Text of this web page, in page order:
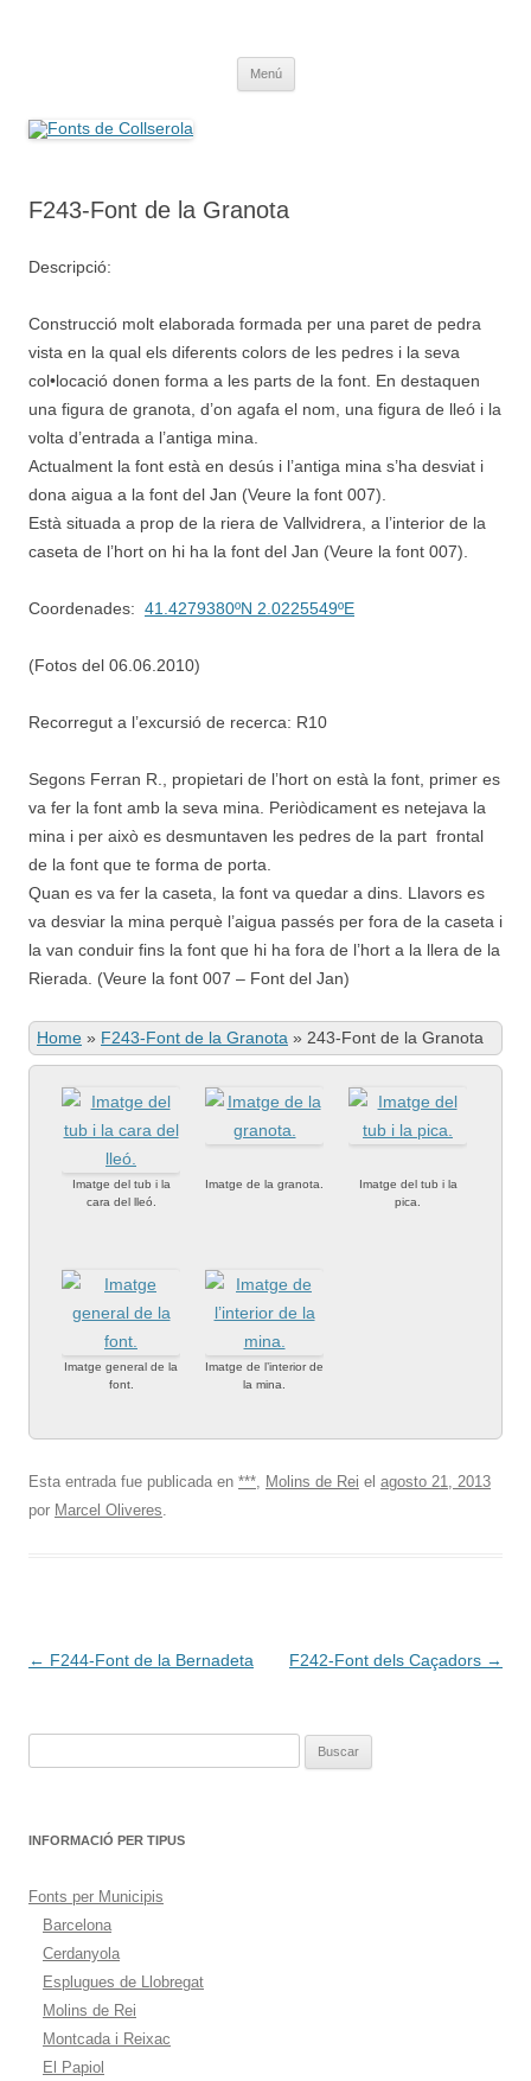
Menú
F243-Font de la Granota
Descripció:
Construcció molt elaborada formada per una paret de pedra
vista en la qual els diferents colors de les pedres i la seva
col•locació donen forma a les parts de la font. En destaquen
una figura de granota, d’on agafa el nom, una figura de lleó i la
volta d’entrada a l’antiga mina.
Actualment la font està en desús i l’antiga mina s’ha desviat i
dona aigua a la font del Jan (Veure la font 007).
Està situada a prop de la riera de Vallvidrera, a l’interior de la
caseta de l’hort on hi ha la font del Jan (Veure la font 007).
Coordenades: 41.4279380ºN 2.0225549ºE
(Fotos del 06.06.2010)
Recorregut a l’excursió de recerca: R10
Segons Ferran R., propietari de l’hort on està la font, primer es
va fer la font amb la seva mina. Periòdicament es netejava la
mina i per això es desmuntaven les pedres de la part frontal
de la font que te forma de porta.
Quan es va fer la caseta, la font va quedar a dins. Llavors es
va desviar la mina perquè l’aigua passés per fora de la caseta i
la van conduir fins la font que hi ha fora de l’hort a la llera de la
Rierada. (Veure la font 007 – Font del Jan)
Home » F243-Font de la Granota » 243-Font de la Granota
Imatge del tub i la
cara del lleó.
Imatge de la granota.
Imatge del tub i la
pica.
Imatge general de la
font.
Imatge de l’interior de
la mina.
Esta entrada fue publicada en ***, Molins de Rei el agosto 21, 2013
por Marcel Oliveres.
Navegación
← F244-Font de la Bernadeta F242-Font dels Caçadors →
INFORMACIÓ PER TIPUS
Fonts per Municipis
Barcelona
Cerdanyola
Esplugues de Llobregat
Molins de Rei
Montcada i Reixac
El Papiol